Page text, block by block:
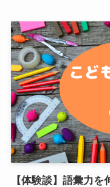
【体験談】語彙力